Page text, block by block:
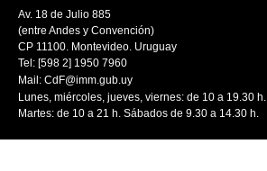
Av. 18 de Julio 885
(entre Andes y Convención)
CP 11100. Montevideo. Uruguay
Tel: [598 2] 1950 7960
Mail: CdF@imm.gub.uy
Lunes, miércoles, jueves, viernes: de 10 a 19.30 h.
Martes: de 10 a 21 h. Sábados de 9.30 a 14.30 h.